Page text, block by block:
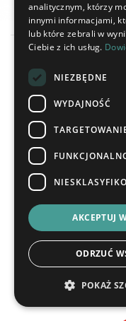
SPONSOR
analitycznym, którzy
innymi informacjami,
lub które zebrali w
Ciebie z ich usług.
NIEZBĘDNE
WYDAJNOŚĆ
AKCEPTUJ
ODRZUĆ
POKAŻ